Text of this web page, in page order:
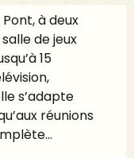
à deux
de jeux
15
s’adapte
réunions